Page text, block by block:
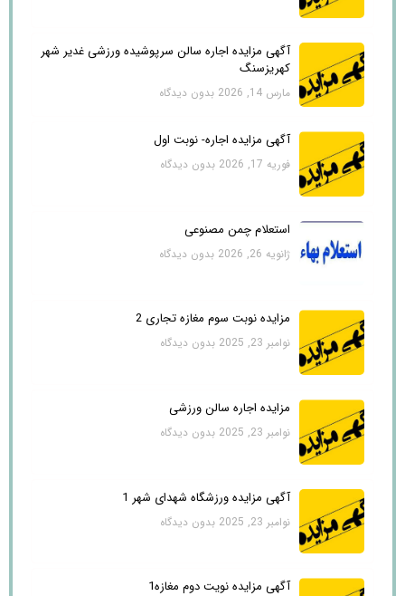
آگهی مزایده اجاره سالن سرپوشیده ورزشی غدیر شهر
کهریزسنگ
مارس 14, 2026 بدون دیدگاه
آگهی مزایده اجاره- نوبت اول
فوریه 17, 2026 بدون دیدگاه
استعلام چمن مصنوعی
ژانویه 26, 2026 بدون دیدگاه
مزایده نوبت سوم مغازه تجاری 2
نوامبر 23, 2025 بدون دیدگاه
مزایده اجاره سالن ورزشی
نوامبر 23, 2025 بدون دیدگاه
آگهی مزایده ورزشگاه شهدای شهر 1
نوامبر 23, 2025 بدون دیدگاه
آگهی مزایده نویت دوم مغازه1